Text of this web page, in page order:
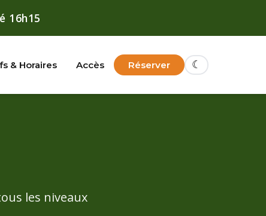
16h15
& Horaires Accès Réserver ☾
les niveaux